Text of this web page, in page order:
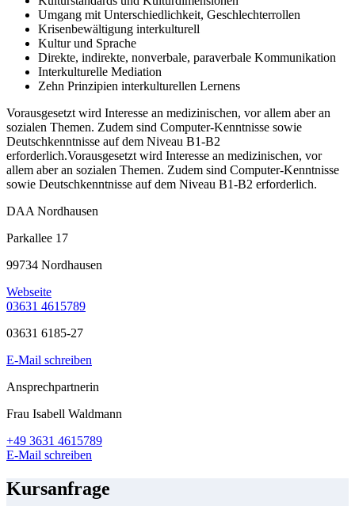
Umgang mit Unterschiedlichkeit, Geschlechterrollen
Krisenbewältigung interkulturell
Kultur und Sprache
Direkte, indirekte, nonverbale, paraverbale Kommunikation
Interkulturelle Mediation
Zehn Prinzipien interkulturellen Lernens
Vorausgesetzt wird Interesse an medizinischen, vor allem aber an
sozialen Themen. Zudem sind Computer-Kenntnisse sowie
Deutschkenntnisse auf dem Niveau B1-B2
erforderlich.Vorausgesetzt wird Interesse an medizinischen, vor
allem aber an sozialen Themen. Zudem sind Computer-Kenntnisse
sowie Deutschkenntnisse auf dem Niveau B1-B2 erforderlich.
DAA Nordhausen
Parkallee 17
99734 Nordhausen
Webseite
03631 4615789
03631 6185-27
E-Mail schreiben
Ansprechpartnerin
Frau Isabell Waldmann
+49 3631 4615789
E-Mail schreiben
Kursanfrage